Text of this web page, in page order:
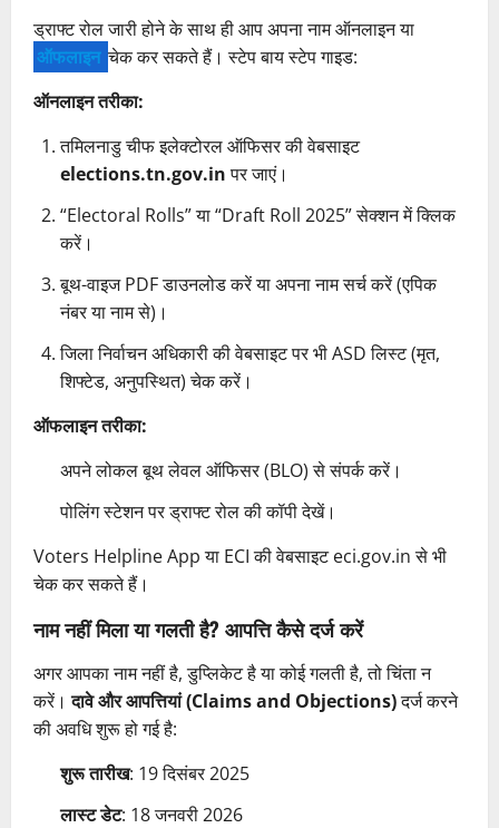
ड्राफ्ट रोल जारी होने के साथ ही आप अपना नाम ऑनलाइन या
ऑफलाइन चेक कर सकते हैं। स्टेप बाय स्टेप गाइड:
ऑनलाइन तरीका:
तमिलनाडु चीफ इलेक्टोरल ऑफिसर की वेबसाइट
elections.tn.gov.inपर जाएं।
“Electoral Rolls” या “Draft Roll 2025” सेक्शन में क्लिक
करें।
बूथ-वाइज PDF डाउनलोड करें या अपना नाम सर्च करें (एपिक
नंबर या नाम से)।
जिला निर्वाचन अधिकारी की वेबसाइट पर भी ASD लिस्ट (मृत,
शिफ्टेड, अनुपस्थित) चेक करें।
ऑफलाइन तरीका:
अपने लोकल बूथ लेवल ऑफिसर (BLO) से संपर्क करें।
पोलिंग स्टेशन पर ड्राफ्ट रोल की कॉपी देखें।
Voters Helpline App या ECI की वेबसाइट eci.gov.in से भी
चेक कर सकते हैं।
नाम नहीं मिला या गलती है? आपत्ति कैसे दर्ज करें
अगर आपका नाम नहीं है, डुप्लिकेट है या कोई गलती है, तो चिंता न
करें।दावे और आपत्तियां (Claims and Objections)दर्ज करने
की अवधि शुरू हो गई है:
शुरू तारीख: 19 दिसंबर 2025
लास्ट डेट: 18 जनवरी 2026